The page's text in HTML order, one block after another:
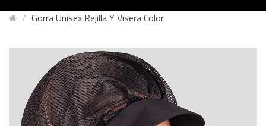
Gorra Unisex Rejilla Y Visera Color